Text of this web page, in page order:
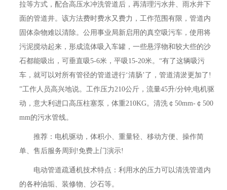
拉等方式，配合高压水冲洗管道后，再清理污水井、雨水井下
面的管道井。该方法费时费水又费力，工作范围有限，管道内
固体杂物难以清除。公用事业局新启用的真空吸污车，使用将
污泥搅动起来，形成流体吸入车罐，一些悬浮物和较大些的沙
石都能吸出，可垂直吸5-6米，平吸15-20米。“有了这辆吸污
车，就可以对所有管径的管道进行‘清肠’了，管道清淤更加了!
”工作人员高兴地说。工作压力210公斤，流量45升/分钟;电机驱
动，意大利进口高压柱塞泵，体重210KG。清洗￠50mm-￠500
mm的污水管线。
推荐：电机驱动，体积小、重量轻、移动方便、操作简
单、售后服务周到!免费上门演示!
电动管道疏通机技术特点：利用水的压力可以清洗管道内
的各种油垢、装修物、沙石等。